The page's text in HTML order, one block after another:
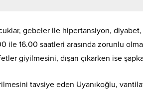
gebeler ile hipertansiyon,
ile 16.00 saatleri arasında zorunlu
giyilmesini, dışarı çıkarken ise
tavsiye eden Uyanıkoğlu,